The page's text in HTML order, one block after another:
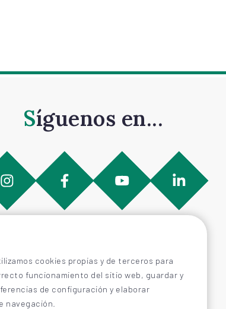
Síguenos en...
cookies propias y de terceros para
funcionamiento del sitio web, guardar y
de configuración y elaborar
navegación.